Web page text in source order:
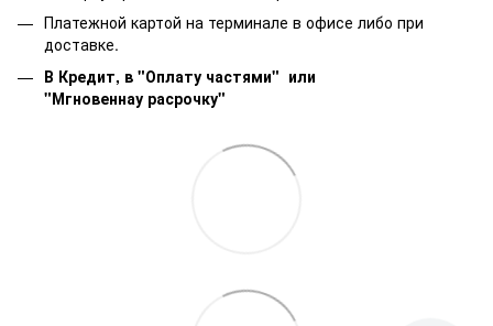
Платежной картой на терминале в офисе либо при
доставке.
В Кредит, в "Оплату частями" или
"Мгновеннау расрочку"